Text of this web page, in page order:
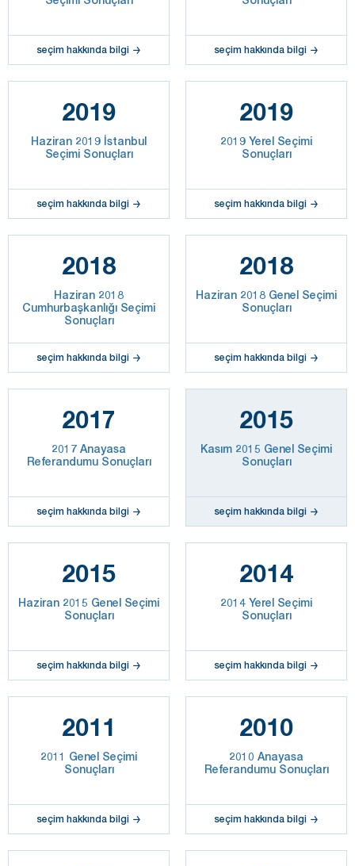
seçim hakkında bilgi seçim hakkında bilgi
2019
Haziran 2019 İstanbul
Seçimi Sonuçları
seçim hakkında bilgi
2019
2019 Yerel Seçimi
Sonuçları
seçim hakkında bilgi
2018
Haziran 2018
Cumhurbaşkanlığı Seçimi
Sonuçları
seçim hakkında bilgi
2018
Haziran 2018 Genel Seçimi
Sonuçları
seçim hakkında bilgi
2017
2017 Anayasa
Referandumu Sonuçları
seçim hakkında bilgi
2015
Kasım 2015 Genel Seçimi
Sonuçları
seçim hakkında bilgi
2015
Haziran 2015 Genel Seçimi
Sonuçları
seçim hakkında bilgi
2014
2014 Yerel Seçimi
Sonuçları
seçim hakkında bilgi
2011
2011 Genel Seçimi
Sonuçları
seçim hakkında bilgi
2010
2010 Anayasa
Referandumu Sonuçları
seçim hakkında bilgi